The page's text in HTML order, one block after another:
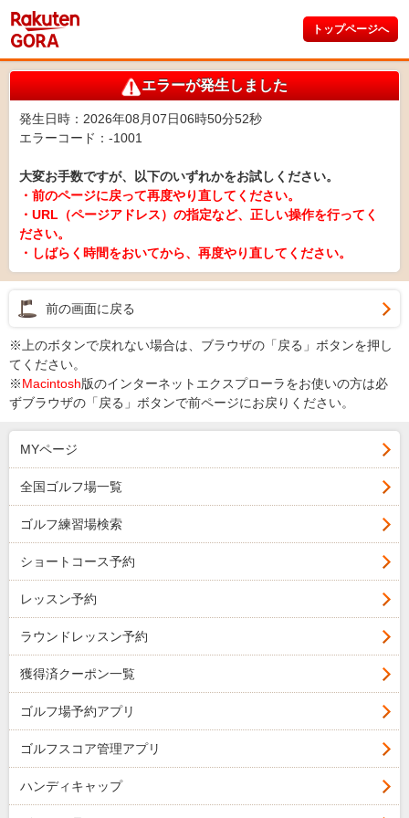
トップページへ
エラーが発生しました
発生日時：2026年08月07日06時50分52秒
エラーコード：-1001
大変お手数ですが、以下のいずれかをお試しください。
・前のページに戻って再度やり直してください。
・URL（ページアドレス）の指定など、正しい操作を行ってく
ださい。
・しばらく時間をおいてから、再度やり直してください。
前の画面に戻る
※上のボタンで戻れない場合は、ブラウザの「戻る」ボタンを押し
てください。
※Macintosh版のインターネットエクスプローラをお使いの方は必
ずブラウザの「戻る」ボタンで前ページにお戻りください。
MYページ
全国ゴルフ場一覧
ゴルフ練習場検索
ショートコース予約
レッスン予約
ラウンドレッスン予約
獲得済クーポン一覧
ゴルフ場予約アプリ
ゴルフスコア管理アプリ
ハンディキャップ